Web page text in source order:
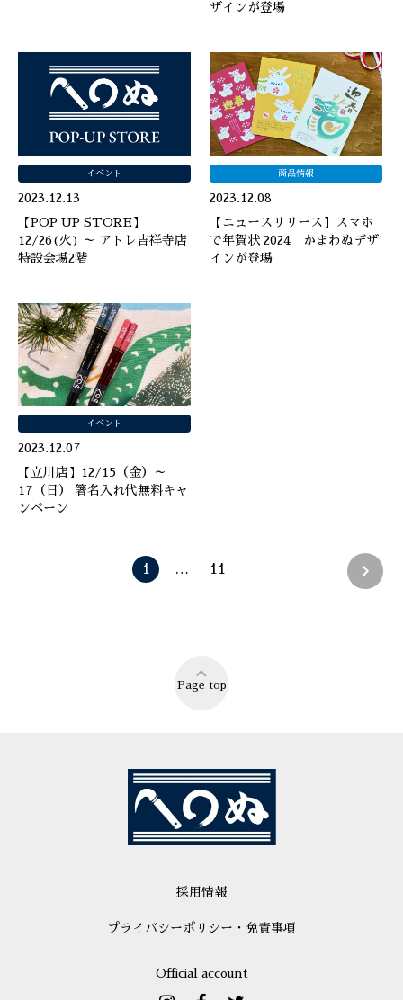
ザインが登場
2023.12.13
イベント
【POP UP STORE】
12/26(火) ～ アトレ吉祥寺店
特設会場2階
2023.12.08
商品情報
【ニュースリリース】スマホ
で年賀状 2024 かまわぬデザ
インが登場
2023.12.07
イベント
【立川店】12/15（金）～
17（日） 箸名入れ代無料キャ
ンペーン
1 … 11
Page top
採用情報
プライバシーポリシー・免責事項
Official account